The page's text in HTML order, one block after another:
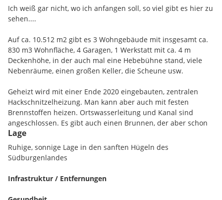
Ich weiß gar nicht, wo ich anfangen soll, so viel gibt es hier zu
sehen....
Auf ca. 10.512 m2 gibt es 3 Wohngebäude mit insgesamt ca.
830 m3 Wohnfläche, 4 Garagen, 1 Werkstatt mit ca. 4 m
Deckenhöhe, in der auch mal eine Hebebühne stand, viele
Nebenräume, einen großen Keller, die Scheune usw.
Geheizt wird mit einer Ende 2020 eingebauten, zentralen
Hackschnitzelheizung. Man kann aber auch mit festen
Brennstoffen heizen. Ortswasserleitung und Kanal sind
angeschlossen. Es gibt auch einen Brunnen, der aber schon
lange nicht mehr in Betrieb ist.
Jetzt wird es spannend und umfangreich, aber ich halte mich
Haus 1 mit ca. 130 m2: erbaut ca. 1961, umgebaut in 2019,
sehr modern und mit offenem Kamin im Wohnzimmer.
Lage
Ruhige, sonnige Lage in den sanften Hügeln des
Südburgenlandes
Infrastruktur / Entfernungen